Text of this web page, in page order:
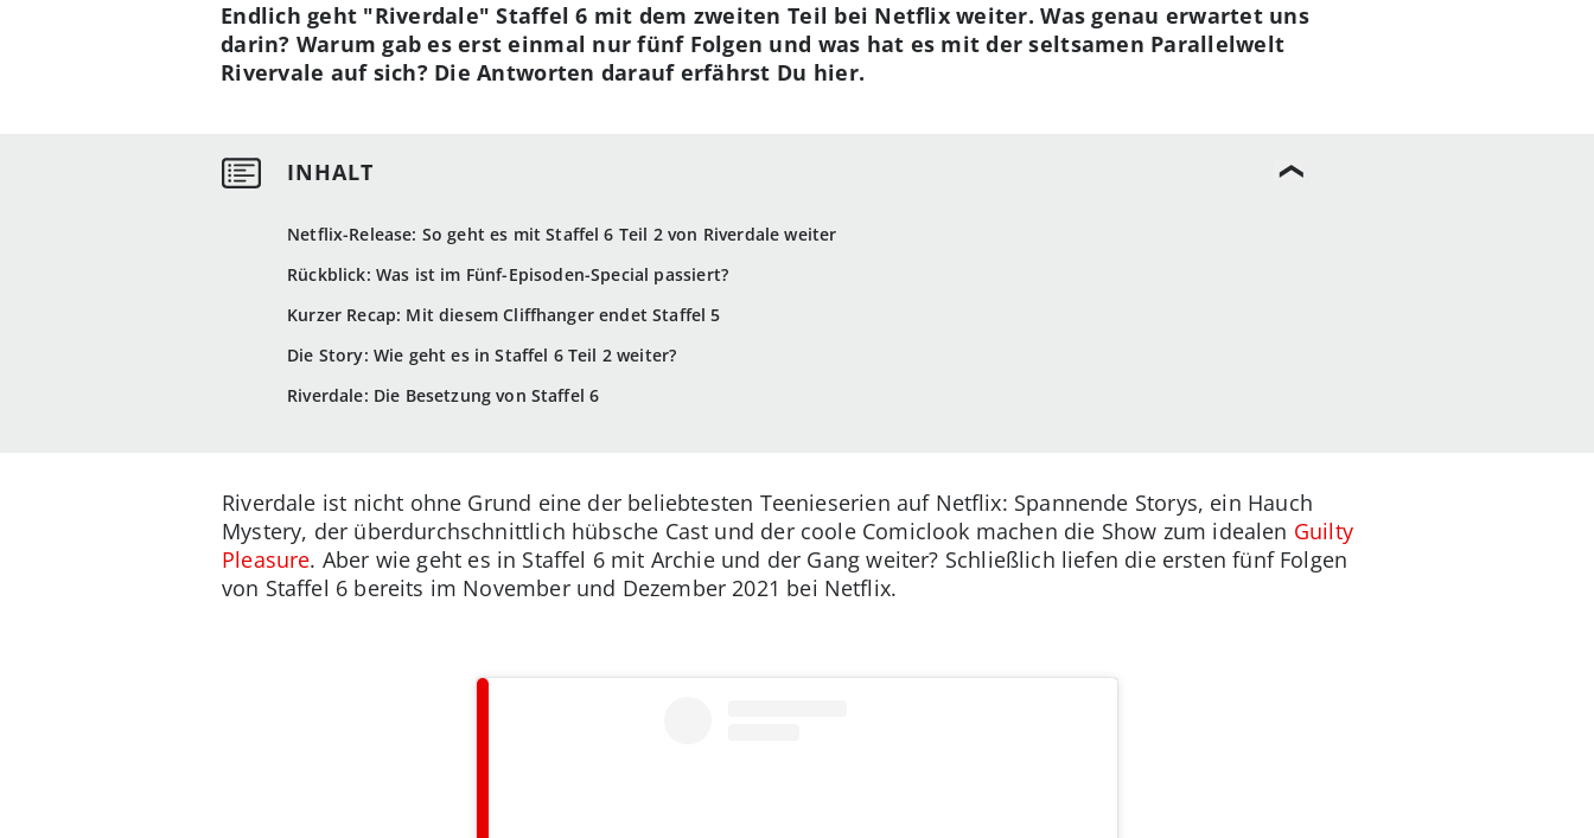
Netflix-Release: So geht es mit Staffel 6 Teil 2 von Riverdale weiter
Rückblick: Was ist im Fünf-Episoden-Special passiert?
Kurzer Recap: Mit diesem Cliffhanger endet Staffel 5
Die Story: Wie geht es in Staffel 6 Teil 2 weiter?
Riverdale: Die Besetzung von Staffel 6
Endlich geht "Riverdale" Staffel 6 mit dem zweiten Teil bei Netflix weiter. Was genau erwartet uns
darin? Warum gab es erst einmal nur fünf Folgen und was hat es mit der seltsamen Parallelwelt
Rivervale auf sich? Die Antworten darauf erfährst Du hier.
Riverdale ist nicht ohne Grund eine der beliebtesten Teenieserien auf Netflix: Spannende Storys, ein Hauch
Mystery, der überdurchschnittlich hübsche Cast und der coole Comiclook machen die Show zum idealen Guilty
Pleasure. Aber wie geht es in Staffel 6 mit Archie und der Gang weiter? Schließlich liefen die ersten fünf Folgen
von Staffel 6 bereits im November und Dezember 2021 bei Netflix.